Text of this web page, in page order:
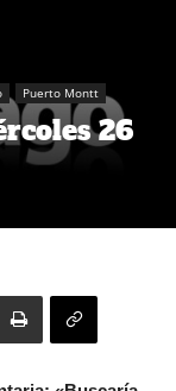
Puerto Montt
26